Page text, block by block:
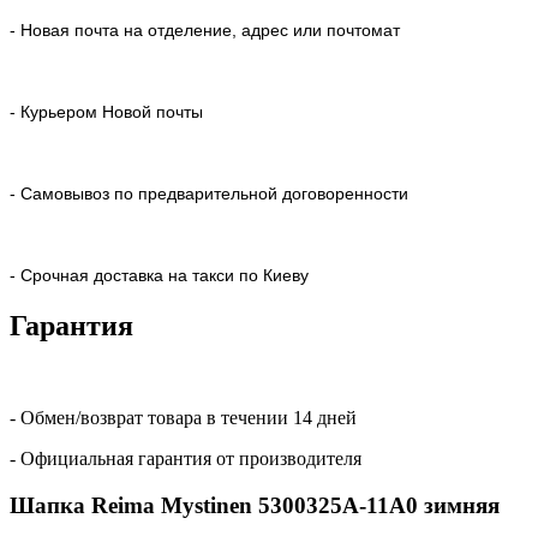
- Новая почта на отделение, адрес или почтомат
- Курьером Новой почты
- Самовывоз по предварительной договоренности
- Срочная доставка на такси по Киеву
Гарантия
- Обмен/возврат товара в течении 14 дней
- Официальная гарантия от производителя
Шапка Reima Mystinen 5300325A-11A0 зимняя